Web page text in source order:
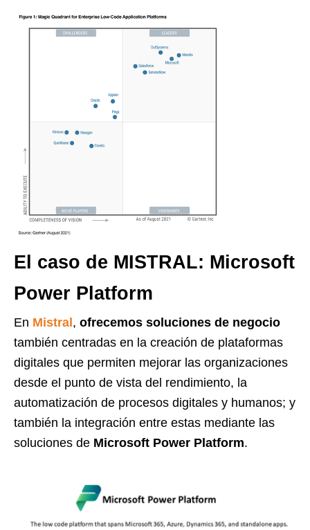
El caso de MISTRAL: Microsoft
Power Platform
En Mistral , ofrecemos soluciones de negocio
también centradas en la creación de plataformas
digitales que permiten mejorar las organizaciones
desde el punto de vista del rendimiento, la
automatización de procesos digitales y humanos; y
también la integración entre estas mediante las
soluciones de Microsoft Power Platform.